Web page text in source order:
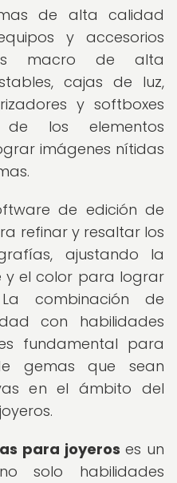
de alta calidad
y accesorios
macro de alta
cajas de luz,
y softboxes
los elementos
imágenes nítidas
de edición de
refinar y resaltar los
ajustando la
y el color para lograr
combinación de
con habilidades
fundamental para
gemas que sean
en el ámbito del
para joyeros es un
solo habilidades